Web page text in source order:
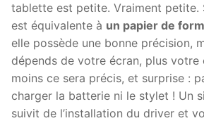
tablette est petite. Vraiment petite.
est équivalente à un papier de
elle possède une bonne précision,
dépends de votre écran, plus votre
moins ce sera précis, et surprise :
charger la batterie ni le stylet ! Un
suivit de l’installation du driver et